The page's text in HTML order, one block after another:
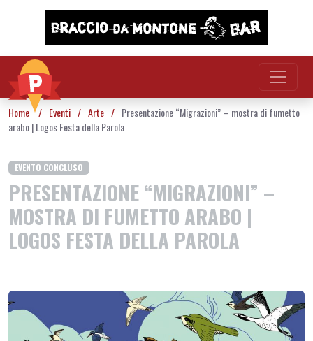
Vai al contenuto
Home / Eventi / Arte / Presentazione “Migrazioni” – mostra di fumetto
arabo | Logos Festa della Parola
EVENTO CONCLUSO
PRESENTAZIONE “MIGRAZIONI” –
MOSTRA DI FUMETTO ARABO |
LOGOS FESTA DELLA PAROLA